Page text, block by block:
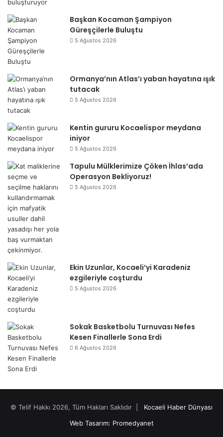
Başkan Kocaman Şampiyon
Güreşçilerle Buluştu
5 Ağustos 2026
Ormanya’nın Atlas’ı yaban hayatına ışık
tutacak
5 Ağustos 2026
Kentin gururu Kocaelispor meydana
iniyor
5 Ağustos 2026
Tapulu Mülklerimize Çöken İhlas’ada
Operasyon Bekliyoruz!
5 Ağustos 2026
Ekin Uzunlar, Kocaeli’yi Karadeniz
ezgileriyle coşturdu
5 Ağustos 2026
Sokak Basketbolu Turnuvası Nefes
Kesen Finallerle Sona Erdi
6 Ağustos 2026
© Telif Hakkı 2026, Tüm Hakları Saklıdır | Kocaeli Haber Dünyası
Web Tasarım: Promedyanet